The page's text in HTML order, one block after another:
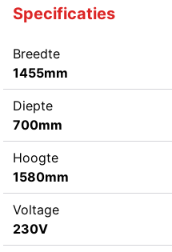
Specificaties
Breedte
1455mm
Diepte
700mm
Hoogte
1580mm
Voltage
230V